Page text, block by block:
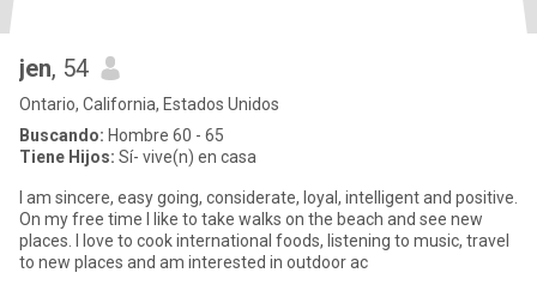
jen, 54
Ontario, California, Estados Unidos
Buscando: Hombre 60 - 65
Tiene Hijos: Sí- vive(n) en casa
I am sincere, easy going, considerate, loyal, intelligent and positive.
On my free time I like to take walks on the beach and see new
places. I love to cook international foods, listening to music, travel
to new places and am interested in outdoor ac